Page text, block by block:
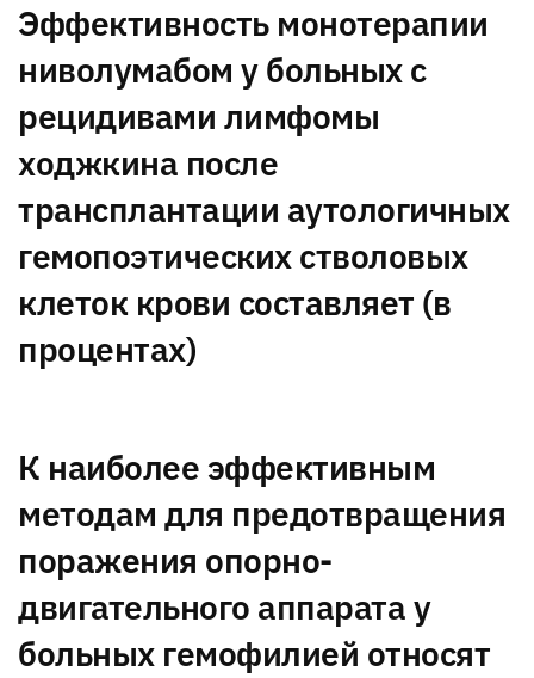
Эффективность монотерапии
ниволумабом у больных с
рецидивами лимфомы
ходжкина после
трансплантации аутологичных
гемопоэтических стволовых
клеток крови составляет (в
процентах)
К наиболее эффективным
методам для предотвращения
поражения опорно-
двигательного аппарата у
больных гемофилией относят